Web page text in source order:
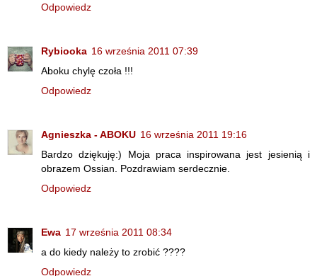
Odpowiedz
Rybiooka 16 września 2011 07:39
Aboku chylę czoła !!!
Odpowiedz
Agnieszka - ABOKU 16 września 2011 19:16
Bardzo dziękuję:) Moja praca inspirowana jest jesienią i
obrazem Ossian. Pozdrawiam serdecznie.
Odpowiedz
Ewa 17 września 2011 08:34
a do kiedy należy to zrobić ????
Odpowiedz